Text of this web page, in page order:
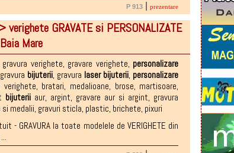
P 913 prezentare
verighete GRAVATE si PERSONALIZATE
Baia Mare
gravura verighete, gravare verighete, personalizare
bijuterii, gravura laser bijuterii, personalizare
verighete, bratari, medalioane, brose, martisoare,
bijuterii aur, argint, gravare aur si argint, gravura
si medalii, gravuri sticla, plastic, brichete, pixuri
- GRAVURA la toate modelele de VERIGHETE din